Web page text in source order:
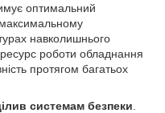
оптимальний
навколишнього
роботи обладнання
протягом багатьох
системам безпеки